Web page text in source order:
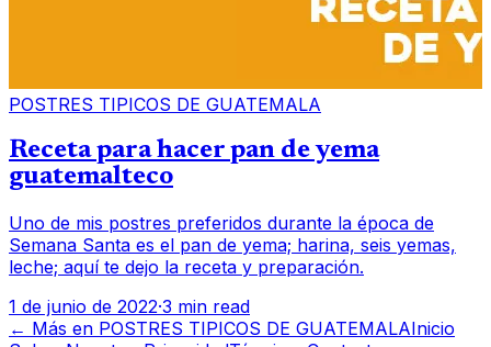
POSTRES TIPICOS DE GUATEMALA
Receta para hacer pan de yema
guatemalteco
Uno de mis postres preferidos durante la época de
Semana Santa es el pan de yema; harina, seis yemas,
leche; aquí te dejo la receta y preparación.
1 de junio de 2022·3 min read
← Más en POSTRES TIPICOS DE GUATEMALAInicio